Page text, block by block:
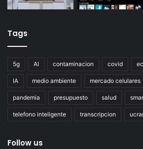
Tags
5g AI contaminacion covid
IA medio ambiente mercado celulares
pandemia presupuesto salud
telefono inteligente transcripcion
Follow us